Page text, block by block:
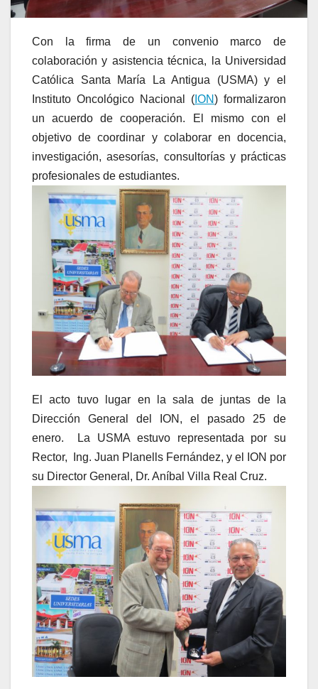
Con la firma de un convenio marco de
colaboración y asistencia técnica, la Universidad
Católica Santa María La Antigua (USMA) y el
Instituto Oncológico Nacional ( ION) formalizaron
un acuerdo de cooperación. El mismo con el
objetivo de coordinar y colaborar en docencia,
investigación, asesorías, consultorías y prácticas
profesionales de estudiantes.
El acto tuvo lugar en la sala de juntas de la
Dirección General del ION, el pasado 25 de
enero. La USMA estuvo representada por su
Rector, Ing. Juan Planells Fernández, y el ION por
su Director General, Dr. Aníbal Villa Real Cruz.